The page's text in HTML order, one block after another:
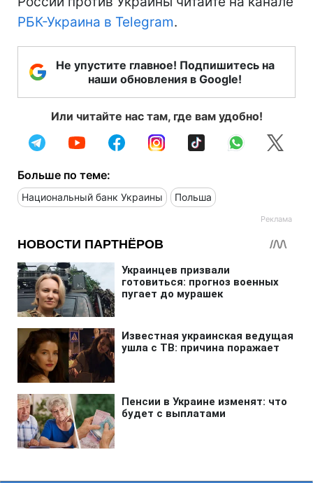
РБК-Украина в Telegram.
Не упустите главное! Подпишитесь на
наши обновления в Google!
Или читайте нас там, где вам удобно!
Больше по теме:
Национальный банк Украины Польша